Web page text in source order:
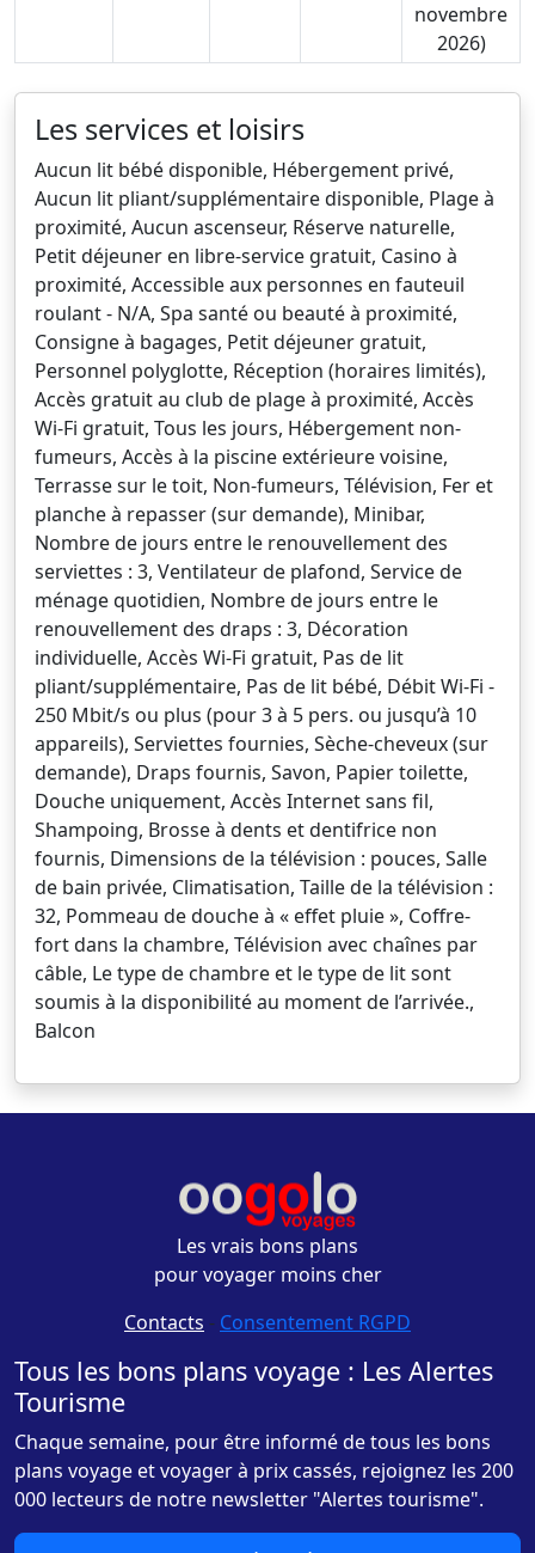
novembre
2026)
Les services et loisirs
Aucun lit bébé disponible, Hébergement privé,
Aucun lit pliant/supplémentaire disponible, Plage à
proximité, Aucun ascenseur, Réserve naturelle,
Petit déjeuner en libre-service gratuit, Casino à
proximité, Accessible aux personnes en fauteuil
roulant - N/A, Spa santé ou beauté à proximité,
Consigne à bagages, Petit déjeuner gratuit,
Personnel polyglotte, Réception (horaires limités),
Accès gratuit au club de plage à proximité, Accès
Wi-Fi gratuit, Tous les jours, Hébergement non-
fumeurs, Accès à la piscine extérieure voisine,
Terrasse sur le toit, Non-fumeurs, Télévision, Fer et
planche à repasser (sur demande), Minibar,
Nombre de jours entre le renouvellement des
serviettes : 3, Ventilateur de plafond, Service de
ménage quotidien, Nombre de jours entre le
renouvellement des draps : 3, Décoration
individuelle, Accès Wi-Fi gratuit, Pas de lit
pliant/supplémentaire, Pas de lit bébé, Débit Wi-Fi -
250 Mbit/s ou plus (pour 3 à 5 pers. ou jusqu’à 10
appareils), Serviettes fournies, Sèche-cheveux (sur
demande), Draps fournis, Savon, Papier toilette,
Douche uniquement, Accès Internet sans fil,
Shampoing, Brosse à dents et dentifrice non
fournis, Dimensions de la télévision : pouces, Salle
de bain privée, Climatisation, Taille de la télévision :
32, Pommeau de douche à « effet pluie », Coffre-
fort dans la chambre, Télévision avec chaînes par
câble, Le type de chambre et le type de lit sont
soumis à la disponibilité au moment de l’arrivée.,
Balcon
Les vrais bons plans
pour voyager moins cher
Contacts - Consentement RGPD
Tous les bons plans voyage : Les Alertes
Tourisme
Chaque semaine, pour être informé de tous les bons
plans voyage et voyager à prix cassés, rejoignez les 200
000 lecteurs de notre newsletter "Alertes tourisme".